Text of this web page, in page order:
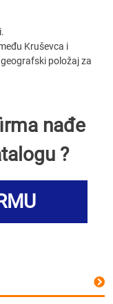
Kruševca i
položaj za
nađe
?